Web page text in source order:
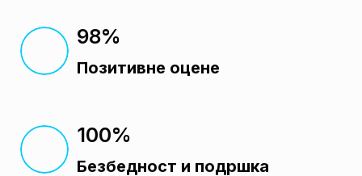
98%
Позитивне оцене
100%
Безбедност и подршка